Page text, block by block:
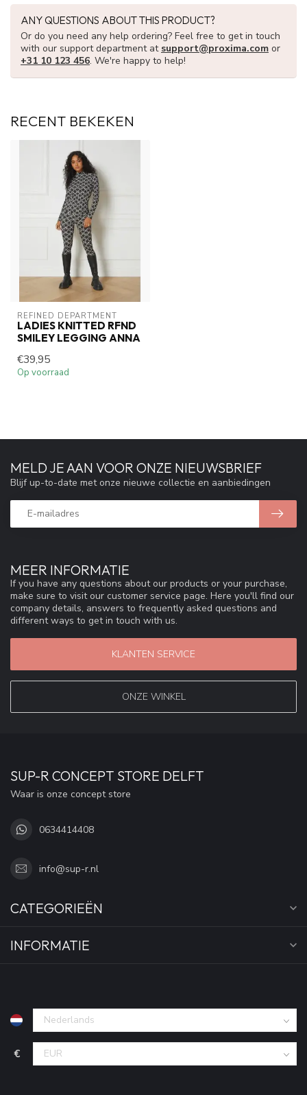
ANY QUESTIONS ABOUT THIS PRODUCT?
Or do you need any help ordering? Feel free to get in touch
with our support department at support@proxima.com or
+31 10 123 456. We're happy to help!
RECENT BEKEKEN
REFINED DEPARTMENT
LADIES KNITTED RFND
SMILEY LEGGING ANNA
€39,95
Op voorraad
MEER INFORMATIE
If you have any questions about our products or your purchase,
make sure to visit our customer service page. Here you'll find our
company details, answers to frequently asked questions and
different ways to get in touch with us.
KLANTEN SERVICE
ONZE WINKEL
MELD JE AAN VOOR ONZE NIEUWSBRIEF
Blijf up-to-date met onze nieuwe collectie en aanbiedingen
SUP-R CONCEPT STORE DELFT
Waar is onze concept store
0634414408
info@sup-r.nl
CATEGORIEËN
INFORMATIE
€